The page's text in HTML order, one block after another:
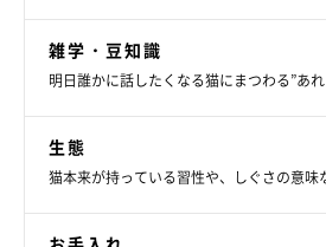
②猫が興奮するなら洗濯ネットに入
雑学・豆知識
明日誰かに話したくなる猫にまつわる”あ
生態
猫本来が持っている習性や、しぐさの意味